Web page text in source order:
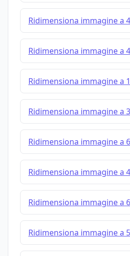
Ridimensiona immagine a
Ridimensiona immagine a
Ridimensiona immagine a
Ridimensiona immagine a
Ridimensiona immagine a
Ridimensiona immagine a
Ridimensiona immagine a
Ridimensiona immagine a